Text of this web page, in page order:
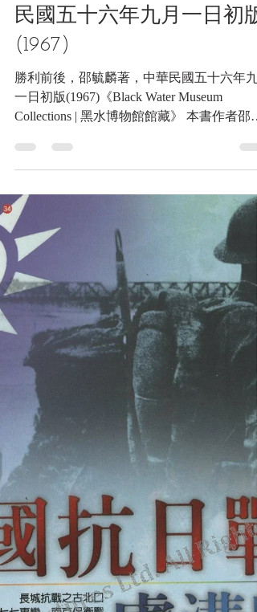
2022年10月10日
勝利前後，邵毓麟著，中華
民國五十六年九月一日初版
(1967)
一日初版(1967)《Black Water Museum
Collections | 黑水博物館館藏》 本書作者邵毓
麟先生,浙江鄞縣人。清宣統元年(一九〇九)
生。日本九州帝國大學經濟學學士、東京帝
大學大學院研究。曾任四川大學教授...